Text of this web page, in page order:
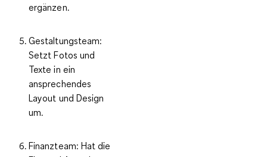
ergänzen.
Gestaltungsteam:
Setzt Fotos und
Texte in ein
ansprechendes
Layout und Design
um.
Finanzteam: Hat die